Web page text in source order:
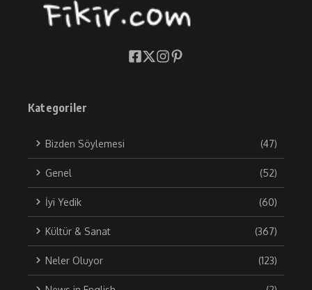
Kategoriler
Bizden Söylemesi (47)
Genel (52)
İyi Yedik (60)
Kültür & Sanat (367)
Neler Oluyor (123)